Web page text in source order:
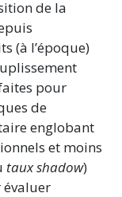
de la
(à l’époque)
pour
de
englobant
et moins
taux shadow)